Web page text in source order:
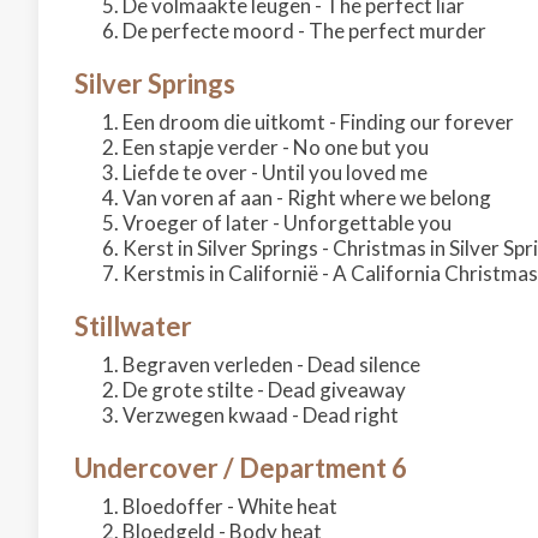
De volmaakte leugen - The perfect liar
De perfecte moord - The perfect murder
Silver Springs
Een droom die uitkomt - Finding our forever
Een stapje verder - No one but you
Liefde te over - Until you loved me
Van voren af aan - Right where we belong
Vroeger of later - Unforgettable you
Kerst in Silver Springs - Christmas in Silver
Kerstmis in Californië - A California Christmas
Stillwater
Begraven verleden - Dead silence
De grote stilte - Dead giveaway
Verzwegen kwaad - Dead right
Undercover / Department 6
Bloedoffer - White heat
Bloedgeld - Body heat